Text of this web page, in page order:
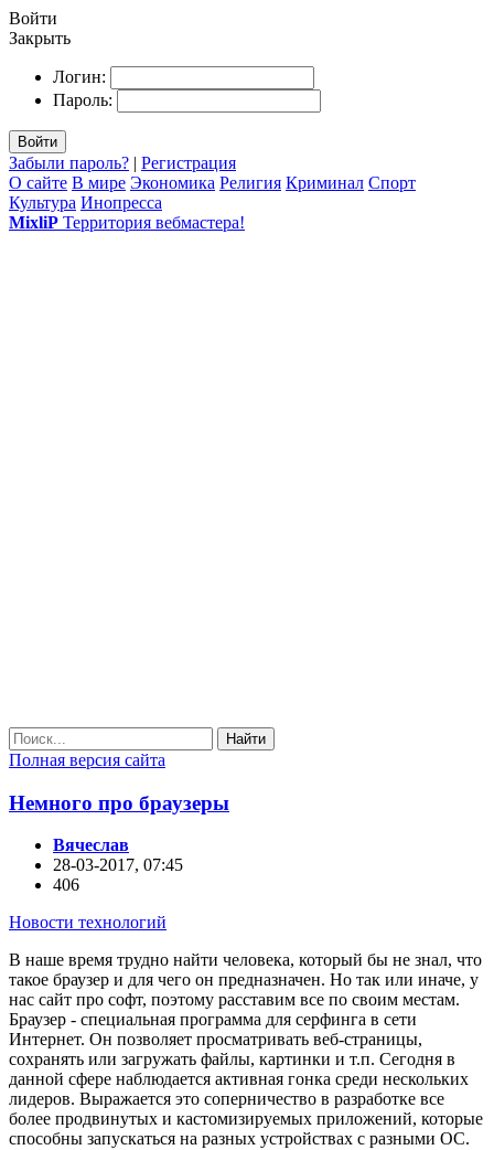
Войти
Закрыть
Логин:
Пароль:
Войти
Забыли пароль? | Регистрация
О сайте В мире Экономика Религия Криминал Спорт
Культура Инопресса
MixliP Территория вебмастера!
Найти
Полная версия сайта
Немного про браузеры
Вячеслав
28-03-2017, 07:45
406
Новости технологий
В наше время трудно найти человека, который бы не знал, что
такое браузер и для чего он предназначен. Но так или иначе, у
нас сайт про софт, поэтому расставим все по своим местам.
Браузер - специальная программа для серфинга в сети
Интернет. Он позволяет просматривать веб-страницы,
сохранять или загружать файлы, картинки и т.п. Сегодня в
данной сфере наблюдается активная гонка среди нескольких
лидеров. Выражается это соперничество в разработке все
более продвинутых и кастомизируемых приложений, которые
способны запускаться на разных устройствах с разными ОС.